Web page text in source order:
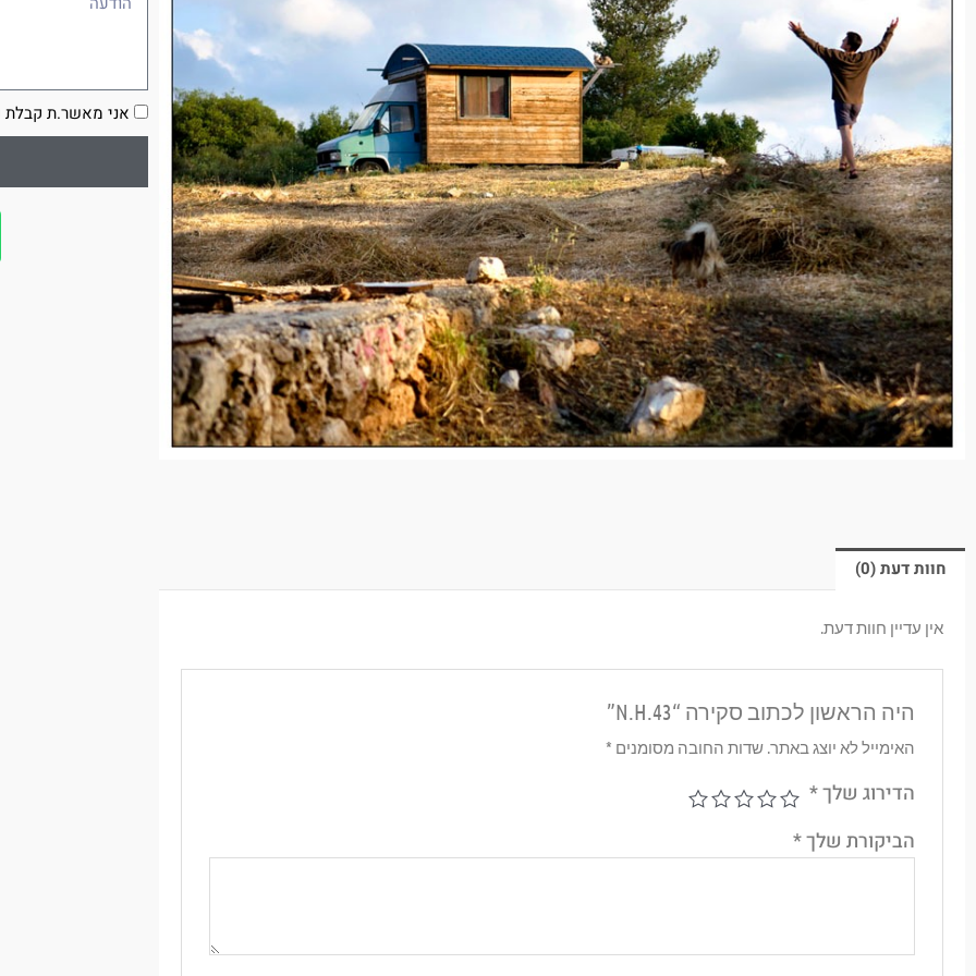
חוות דעת (0)
אין עדיין חוות דעת.
היה הראשון לכתוב סקירה “N.H.43”
האימייל לא יוצג באתר. שדות החובה מסומנים *
הדירוג שלך*
הביקורת שלך*
הסכמה
אני מאשר.ת קבלת